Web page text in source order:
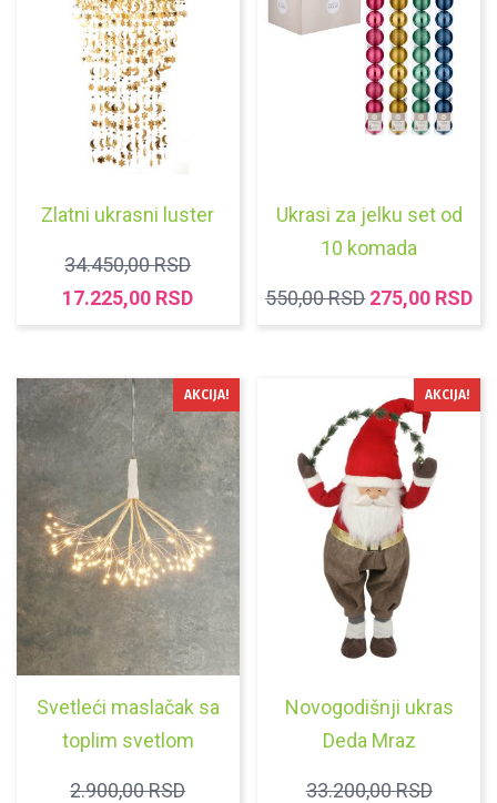
Zlatni ukrasni luster
34.450,00RSDORIGINALNA
CENA
34.450,00 RSD.
17.225,00 RSDTRENUTNA
17.225,00 RSD.
Ukrasi za jelku set od
10 komada
550,00RSD ORIGINALNA
BILA:
550,00 RSD.
275,00 RSD
AKCIJA!
Svetleći maslačak sa
toplim svetlom
2.900,00RSDORIGINALNA
AKCIJA!
Novogodišnji ukras
Deda Mraz
33.200,00RSD